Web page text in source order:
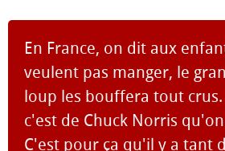
En France, on dit aux
veulent pas manger, le
loup les bouffera tout crus.
c'est de Chuck Norris
C'est pour ça qu'il y a tant